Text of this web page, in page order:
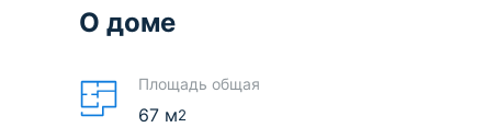
О доме
Площадь общая
67 м2